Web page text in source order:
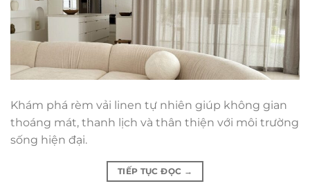
Khám phá rèm vải linen tự nhiên giúp không gian
thoáng mát, thanh lịch và thân thiện với môi trường
sống hiện đại.
TIẾP TỤC ĐỌC →